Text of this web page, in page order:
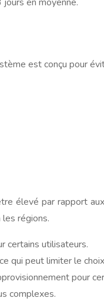
est conçu pour
élevé par rapport
régions.
certains utilisateurs.
qui peut limiter le
pour
complexes.